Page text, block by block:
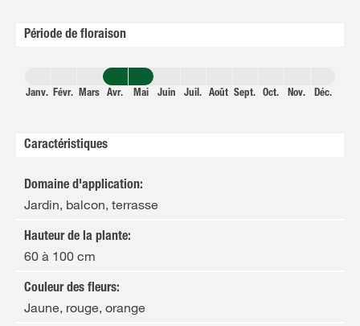
Période de floraison
Janv. Févr. Mars Avr. Mai Juin Juil. Août Sept. Oct. Nov. Déc.
Caractéristiques
Domaine d'application:
Jardin, balcon, terrasse
Hauteur de la plante:
60 à 100 cm
Couleur des fleurs:
Jaune, rouge, orange